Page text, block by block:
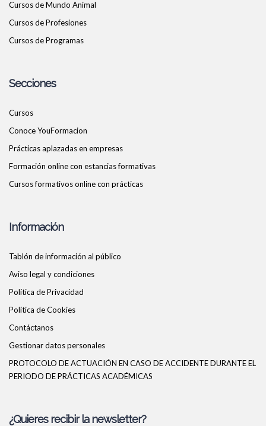
Cursos de Mundo Animal
Cursos de Profesiones
Cursos de Programas
Secciones
Cursos
Conoce YouFormacion
Prácticas aplazadas en empresas
Formación online con estancias formativas
Cursos formativos online con prácticas
Información
Tablón de información al público
Aviso legal y condiciones
Política de Privacidad
Política de Cookies
Contáctanos
Gestionar datos personales
PROTOCOLO DE ACTUACIÓN EN CASO DE ACCIDENTE DURANTE EL
PERIODO DE PRÁCTICAS ACADÉMICAS
¿Quieres recibir la newsletter?